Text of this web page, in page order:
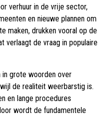
verhuur in de vrije sector,
en nieuwe plannen om
maken, drukken vooral op de
verlaagt de vraag in populaire
grote woorden over
de realiteit weerbarstig is.
en lange procedures
wordt de fundamentele